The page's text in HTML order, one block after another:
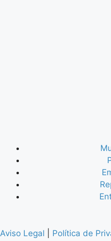
Aviso Legal Política de